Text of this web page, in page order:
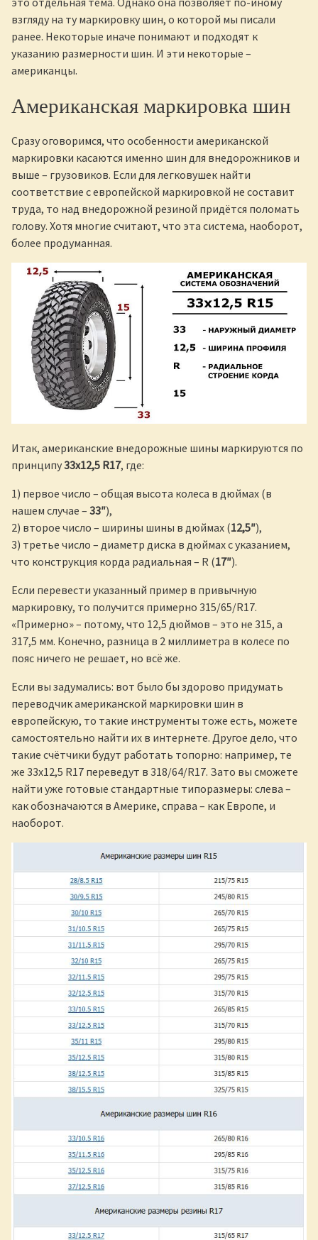
взгляду на ту маркировку шин, о которой мы писали
ранее. Некоторые иначе понимают и подходят к
указанию размерности шин. И эти некоторые –
американцы.
Американская маркировка шин
Сразу оговоримся, что особенности американской
маркировки касаются именно шин для внедорожников и
выше – грузовиков. Если для легковушек найти
соответствие с европейской маркировкой не составит
труда, то над внедорожной резиной придётся поломать
голову. Хотя многие считают, что эта система, наоборот,
более продуманная.
Итак, американские внедорожные шины маркируются по
принципу33х12,5 R17, где:
1) первое число – общая высота колеса в дюймах (в
нашем случае – 33″),
2) второе число – ширины шины в дюймах (12,5″),
3) третье число – диаметр диска в дюймах с указанием,
что конструкция корда радиальная – R (17″).
Если перевести указанный пример в привычную
маркировку, то получится примерно 315/65/R17.
«Примерно» – потому, что 12,5 дюймов – это не 315, а
317,5 мм. Конечно, разница в 2 миллиметра в колесе по
пояс ничего не решает, но всё же.
Если вы задумались: вот было бы здорово придумать
переводчик американской маркировки шин в
европейскую, то такие инструменты тоже есть, можете
самостоятельно найти их в интернете. Другое дело, что
такие счётчики будут работать топорно: например, те
же 33х12,5 R17 переведут в 318/64/R17. Зато вы сможете
найти уже готовые стандартные типоразмеры: слева –
как обозначаются в Америке, справа – как Европе, и
наоборот.